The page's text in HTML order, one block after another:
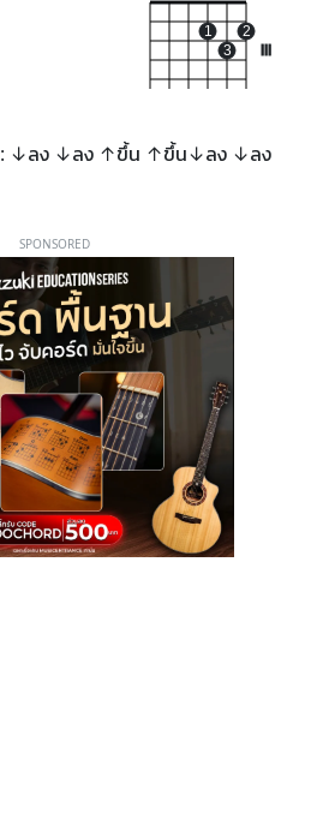
1
3
2
: ↓ลง ↓ลง ↑ขึ้น ↑ขึ้น↓ลง ↓ลง
SPONSORED